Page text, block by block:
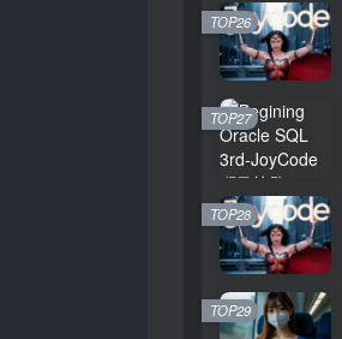
TOP26
TOP27
TOP28
TOP29